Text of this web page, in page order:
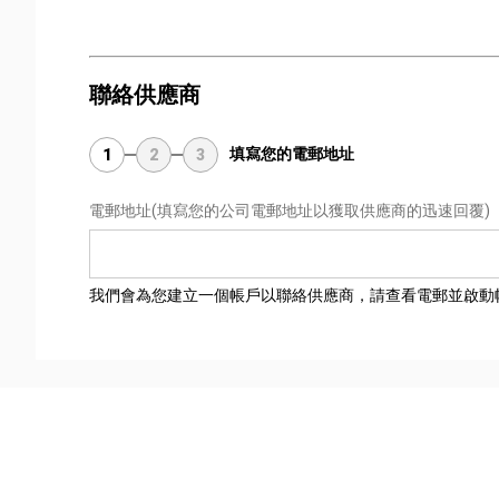
聯絡供應商
1 2 3 填寫您的電郵地址
電郵地址(填寫您的公司電郵地址以獲取供應商的迅速回覆)
我們會為您建立一個帳戶以聯絡供應商，請查看電郵並啟動